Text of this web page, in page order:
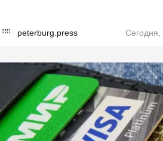
peterburg.press Сегодня,